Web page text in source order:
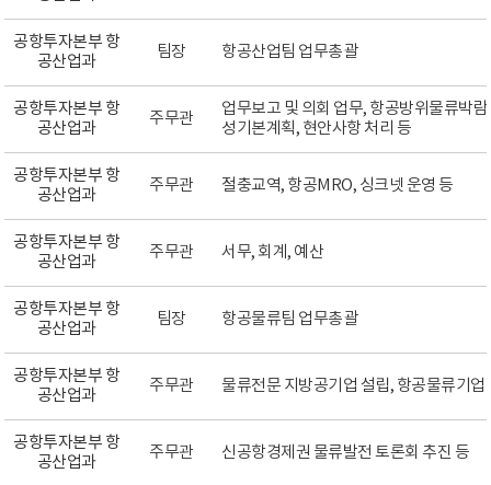
공항투자본부 항
공산업과
팀장 항공산업팀 업무총괄
공항투자본부 항
공산업과
주무관
업무보고 및 의회 업무, 항공방위물류박
성기본계획, 현안사항 처리 등
공항투자본부 항
공산업과
주무관 절충교역, 항공MRO, 싱크넷 운영 등
공항투자본부 항
공산업과
주무관 서무, 회계, 예산
공항투자본부 항
공산업과
팀장 항공물류팀 업무총괄
공항투자본부 항
공산업과
주무관 물류전문 지방공기업 설립, 항공물류기
공항투자본부 항
공산업과
주무관 신공항경제권 물류발전 토론회 추진 등